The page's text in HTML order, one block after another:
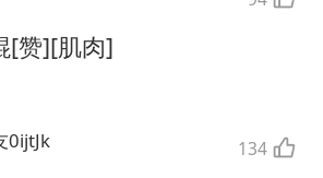
[赞][肌肉]
0ijtJk 134